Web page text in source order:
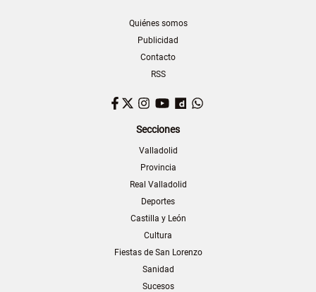
Quiénes somos
Publicidad
Contacto
RSS
Facebook
TwitterInstagram
YouTubeDailymotion
Secciones
Valladolid
Provincia
Real Valladolid
Deportes
Castilla y León
Cultura
Fiestas de San Lorenzo
Sanidad
Sucesos